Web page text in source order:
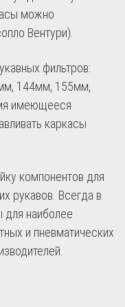
можно
Вентури).
фильтров:
144мм, 155мм,
имеющееся
каркасы
компонентов для
рукавов. Всегда в
наиболее
и пневматических